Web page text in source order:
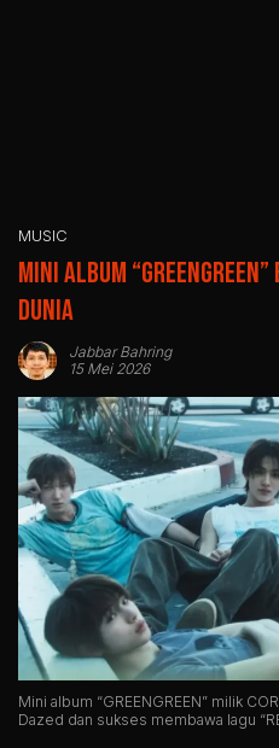
MUSIC
Mini Album
Dunia
Jabbar Bahring
15 Mei 2026
Mini album “GREENGREEN” milik
Dazed dan sukses membawa lagu